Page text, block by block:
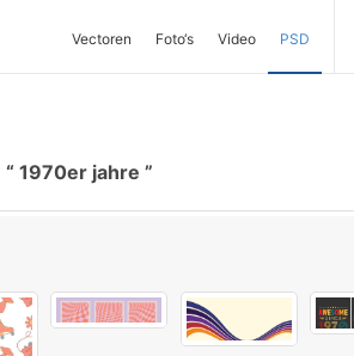
Vectoren Foto‘s Video PSD
1970er jahre